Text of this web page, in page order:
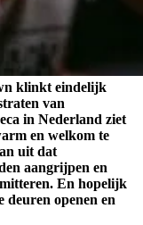
klinkt eindelijk
van
in Nederland ziet
en welkom te
uit dat
aangrijpen en
En hopelijk
deuren openen en